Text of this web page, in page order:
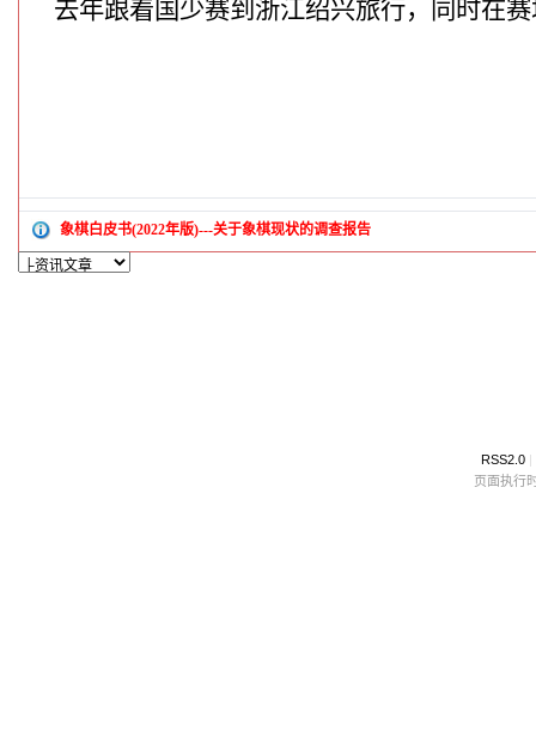
去年跟着国少赛到浙江绍兴旅行，同时在
象棋白皮书(2022年版)---关于象棋现状的调查报告
RSS2.0 |
页面执行